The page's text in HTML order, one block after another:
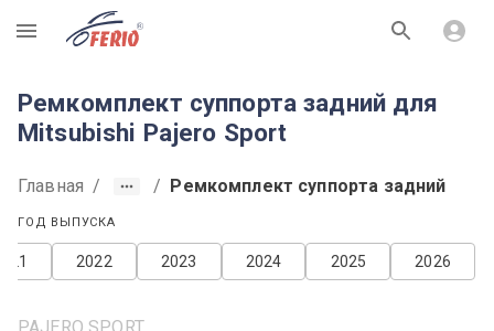
R
Ремкомплект суппорта задний для
Mitsubishi Pajero Sport
Главная / / Ремкомплект суппорта задний
ГОД ВЫПУСКА
2026
2025
2024
2023
2022